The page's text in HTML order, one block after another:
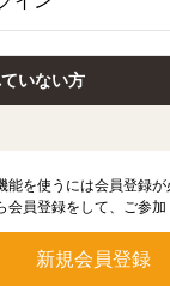
いない方
能を使うには会員登録が
員登録をして、ご参加